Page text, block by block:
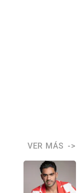
VER MÁS